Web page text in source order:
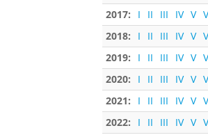
2017:
I II III IV V
2018:
I II III IV V
2019:
I II III IV V
2020:
I II III IV V
2021:
I II III IV V
2022:
I II III IV V